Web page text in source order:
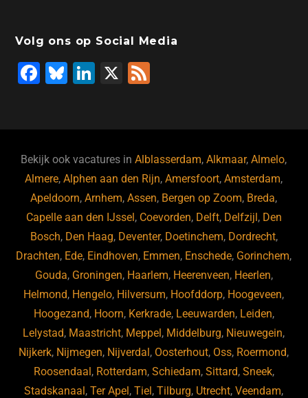
Volg ons op Social Media
F
b
o
o
k
Bl
ky
Li
dI
n
X
Bekijk ook vacatures inAlblasserdam,Alkmaar,Almelo,
Almere,Alphen aan den Rijn,Amersfoort,Amsterdam,
Apeldoorn,Arnhem,Assen, Bergen op Zoom, Breda,
Capelle aan den IJssel , Coevorden, Delft, Delfzijl , Den
Bosch, Den Haag, Deventer, Doetinchem, Dordrecht,
Drachten, Ede, Eindhoven, Emmen, Enschede, Gorinchem,
Gouda, Groningen, Haarlem, Heerenveen, Heerlen,
Helmond, Hengelo, Hilversum, Hoofddorp, Hoogeveen,
Hoogezand, Hoorn, Kerkrade, Leeuwarden, Leiden,
Lelystad, Maastricht, Meppel , Middelburg, Nieuwegein,
Nijkerk, Nijmegen, Nijverdal , Oosterhout, Oss, Roermond,
Roosendaal , Rotterdam, Schiedam, Sittard, Sneek,
Stadskanaal ,Ter Apel ,Tiel ,Tilburg, Utrecht,Veendam,